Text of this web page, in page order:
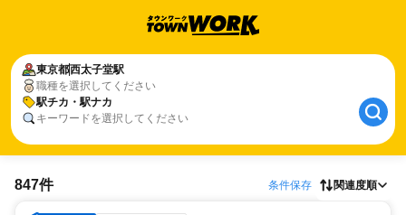
東京都西太子堂駅
職種を選択してください
駅チカ・駅ナカ
キーワードを選択してください
847件 条件保存 関連度順